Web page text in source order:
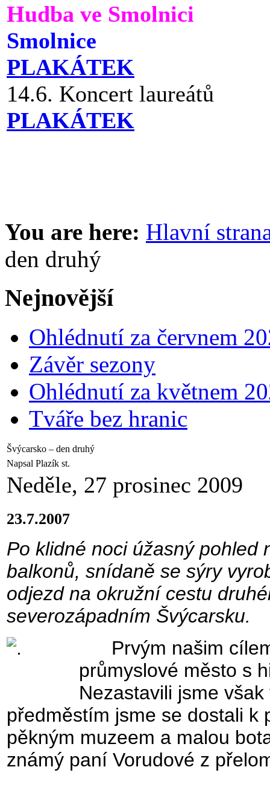
Hudba ve Smolnici
Smolnice
PLAKÁTEK
14.6. Koncert laureátů
PLAKÁTEK
You are here: Hlavní
den druhý
Nejnovější
Ohlédnutí za červnem
Závěr sezony
Ohlédnutí za květnem
Tváře bez hranic
Švýcarsko – den druhý
Napsal Plazík st.
Neděle, 27 prosinec 2009
23.7.2007
Po klidné noci úžasný pohled
balkonů, snídaně se sýry
odjezd na okružní cestu
severozápadním Švýcarsku.
Prvým našim
průmyslové město s
Nezastavili jsme
předměstím jsme se dostali k
pěkným muzeem a malou
známý paní Vorudové z